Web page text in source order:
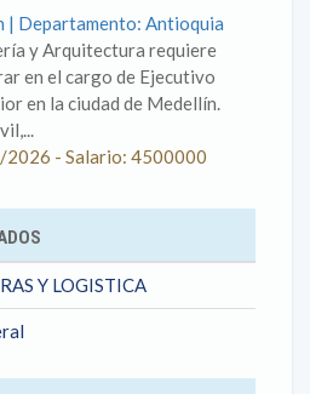
| Departamento: Antioquia
y Arquitectura requiere
en el cargo de Ejecutivo
en la ciudad de Medellín.
- Salario: 4500000
Y LOGISTICA